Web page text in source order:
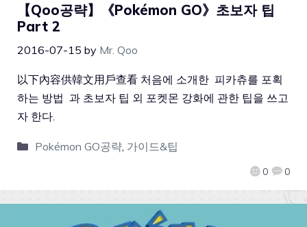
【Qoo공략】《Pokémon GO》초보자 팁
Part 2
2016-07-15 by Mr. Qoo
0 0
以下內容供韓文用戶查看 처음에 소개한 피카츄를 포획
하는 방법 과 초보자 팁 외 포켓몬 강화에 관한 팁을 쓰고
자 한다.
Pokémon GO공략, 가이드&팁